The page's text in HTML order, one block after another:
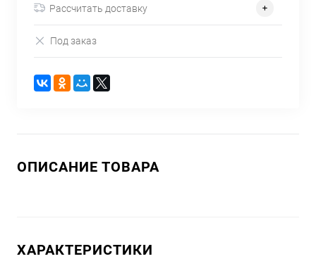
Рассчитать доставку
Под заказ
ОПИСАНИЕ ТОВАРА
ХАРАКТЕРИСТИКИ